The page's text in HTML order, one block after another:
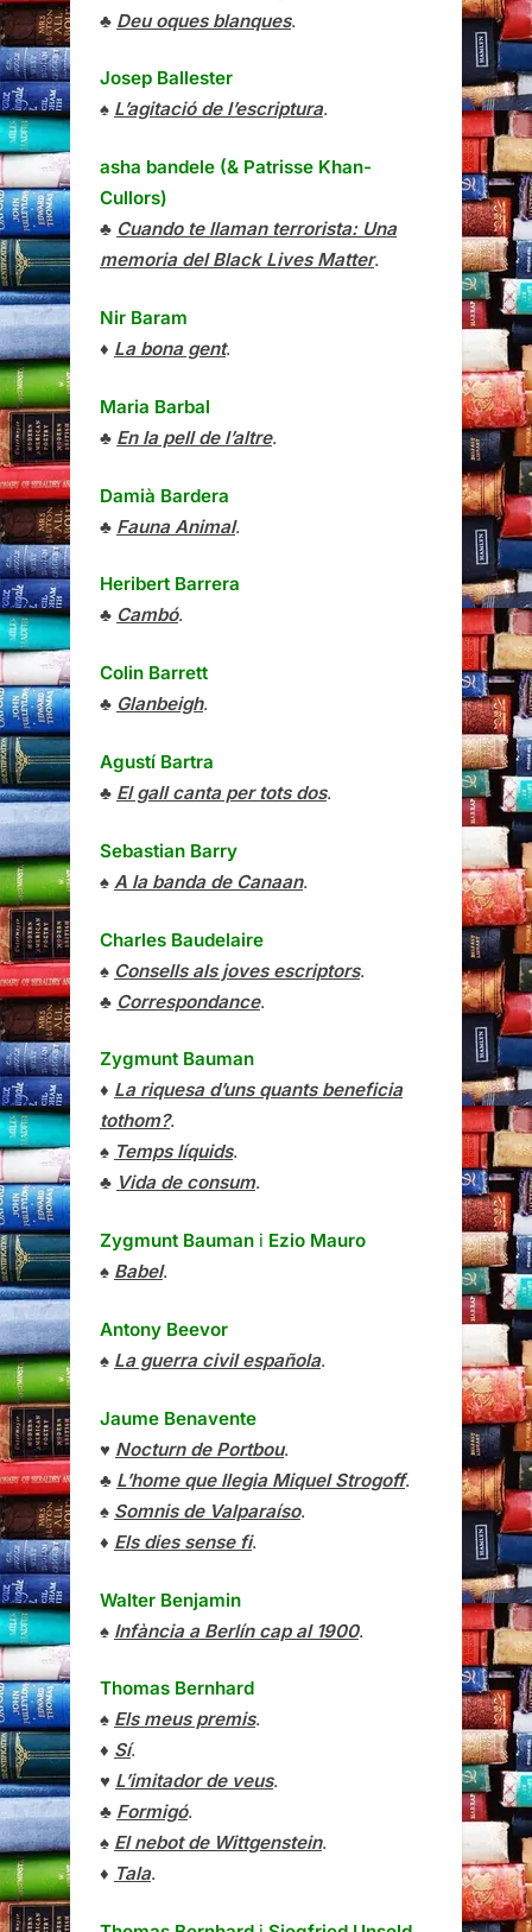
♣ Deu oques blanques.
Josep Ballester
♠ L’agitació de l’escriptura.
asha bandele (& Patrisse Khan-
Cullors)
♣ Cuando te llaman terrorista: Una
memoria del Black Lives Matter.
Nir Baram
♦ La bona gent.
Maria Barbal
♣ En la pell de l’altre.
Damià Bardera
♣ Fauna Animal.
Heribert Barrera
♣ Cambó.
Colin Barrett
♣ Glanbeigh.
Agustí Bartra
♣ El gall canta per tots dos.
Sebastian Barry
♠ A la banda de Canaan.
Charles Baudelaire
♠ Consells als joves escriptors.
♣ Correspondance.
Zygmunt Bauman
♦ La riquesa d’uns quants beneficia
tothom?.
♠ Temps líquids.
♣ Vida de consum.
Zygmunt Bauman i Ezio Mauro
♠ Babel.
Antony Beevor
♠ La guerra civil española.
Jaume Benavente
♥ Nocturn de Portbou.
♣ L’home que llegia Miquel Strogoff.
♠ Somnis de Valparaíso.
♦ Els dies sense fi.
Walter Benjamin
♠ Infància a Berlín cap al 1900.
Thomas Bernhard
♠ Els meus premis.
♦ Sí.
♥ L’imitador de veus.
♣ Formigó.
♠ El nebot de Wittgenstein.
♦ Tala.